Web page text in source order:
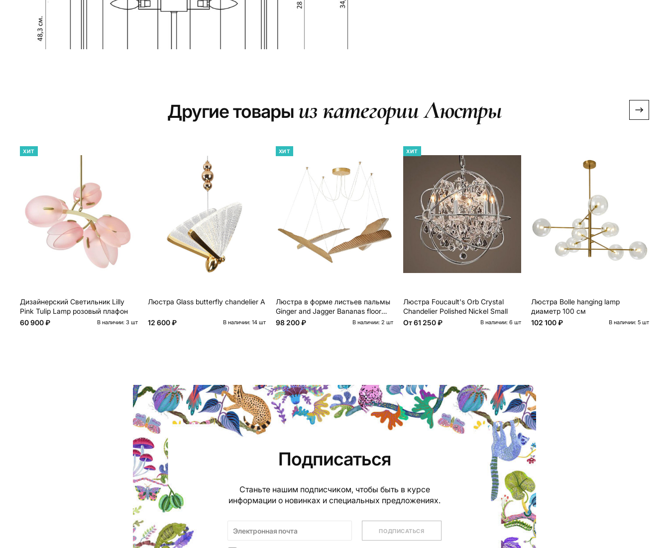
Другие товары из категории Люстры
ХИТ
Дизайнерский Светильник Lilly
Pink Tulip Lamp розовый плафон
60 900 ₽
В наличии: 3 шт
Люстра Glass butterfly chandelier A
12 600 ₽ В наличии: 14 шт
ХИТ
Люстра в форме листьев пальмы
Ginger and Jagger Bananas floor
lamp
98 200 ₽ В наличии: 2 шт
ХИТ
Люстра Foucault's Orb Crystal
Chandelier Polished Nickel Small
От61 250 ₽ В наличии: 6 шт
Люстра Bolle hanging lamp
диаметр 100 см
102 100 ₽
В наличии: 5 шт
Подписаться
Станьте нашим подписчиком, чтобы быть в курсе
информации о новинках и специальных предложениях.
ПОДПИСАТЬСЯ